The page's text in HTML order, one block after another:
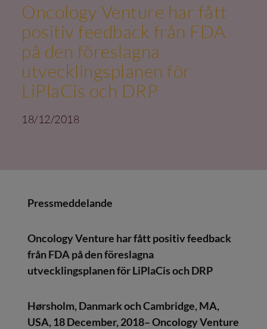
Oncology Venture har fått
positiv feedback från FDA
på den föreslagna
utvecklingsplanen för
LiPlaCis och DRP
18/12/2018
Pressmeddelande
Oncology Venture har fått positiv feedback
från FDA på den föreslagna
utvecklingsplanen för LiPlaCis och DRP
Hørsholm, Danmark och Cambridge, MA,
USA, 18 December, 2018– Oncology Venture